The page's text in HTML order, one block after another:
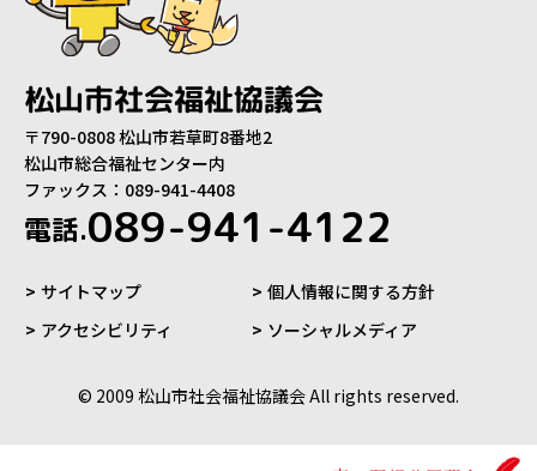
松山市社会福祉協議会
〒790-0808 松山市若草町8番地2
松山市総合福祉センター内
ファックス：089-941-4408
電話.089-941-4122
サイトマップ
個人情報に関する方針
アクセシビリティ
ソーシャルメディア
© 2009 松山市社会福祉協議会 All rights reserved.